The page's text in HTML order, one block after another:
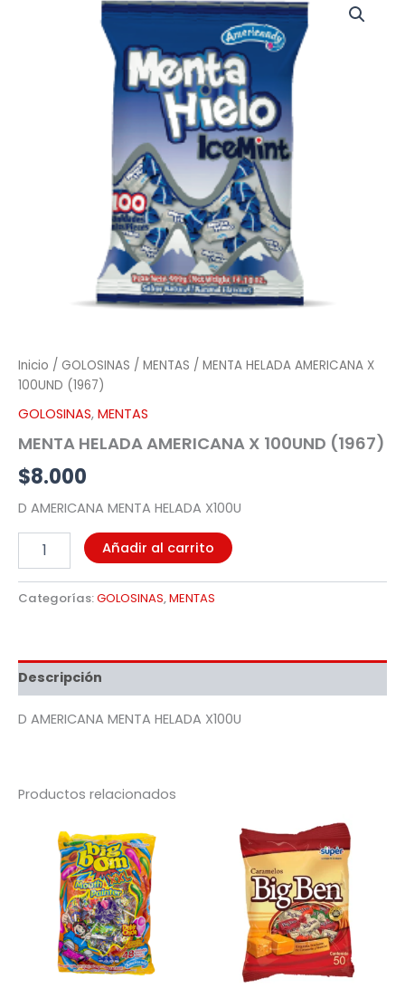
Inicio / GOLOSINAS / MENTAS / MENTA HELADA AMERICANA X
100UND (1967)
GOLOSINAS, MENTAS
MENTA HELADA AMERICANA X 100UND (1967)
$8.000
D AMERICANA MENTA HELADA X100U
Añadir al carrito
Categorías:GOLOSINAS,MENTAS
Descripción
D AMERICANA MENTA HELADA X100U
Productos relacionados